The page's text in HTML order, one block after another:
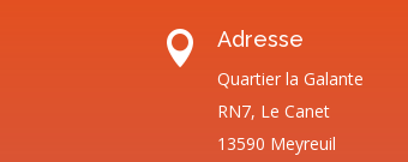
 Adresse
Quartier la Galante
RN7, Le Canet
13590 Meyreuil